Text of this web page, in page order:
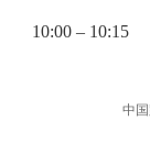
10:00 – 10:15
中